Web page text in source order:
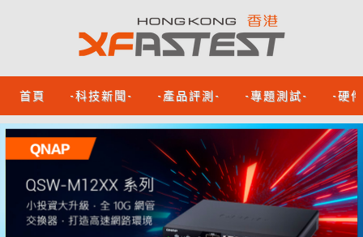
首頁 -科技新聞- -產品評測- -專題測試- -硬